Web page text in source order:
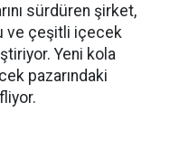
sürdüren şirket,
ve çeşitli içecek
Yeni kola
pazarındaki